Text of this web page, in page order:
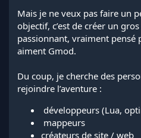
Mais je ne veux pas faire un
objectif, c’est de créer un
passionnant, vraiment pensé
aiment Gmod.
Du coup, je cherche des
rejoindre l’aventure :
développeurs (Lua,
️ mappeurs
créateurs de site / web